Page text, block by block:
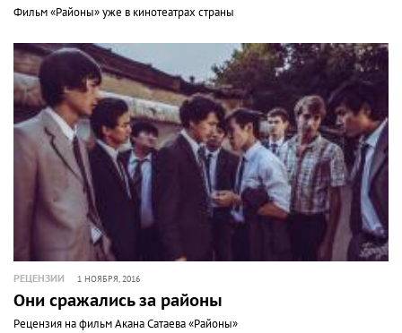
Фильм «Районы» уже в кинотеатрах страны
РЕЦЕНЗИИ 1 НОЯБРЯ, 2016
Они сражались за районы
Рецензия на фильм Акана Сатаева «Районы»